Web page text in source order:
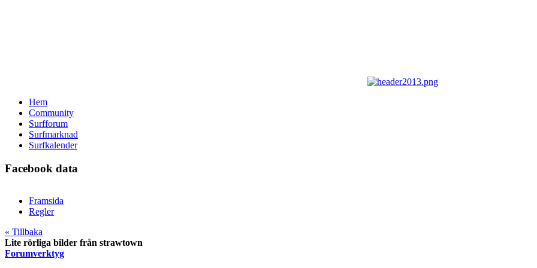
Hem
Community
Surfforum
Surfmarknad
Surfkalender
Facebook data
Framsida
Regler
« Tillbaka
Lite rörliga bilder från strawtown
Forumverktyg